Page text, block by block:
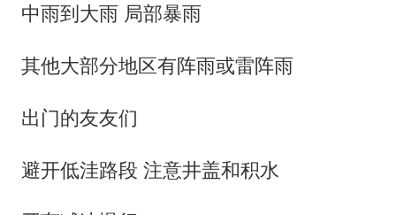
中雨到大雨 局部暴雨
其他大部分地区有阵雨或雷阵雨
出门的友友们
避开低洼路段 注意井盖和积水